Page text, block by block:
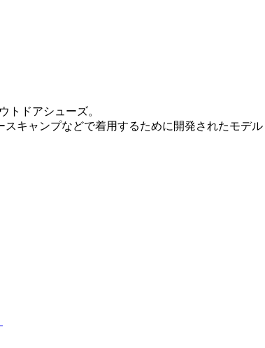
トドアシューズ。
キャンプなどで着用するために開発されたモデル